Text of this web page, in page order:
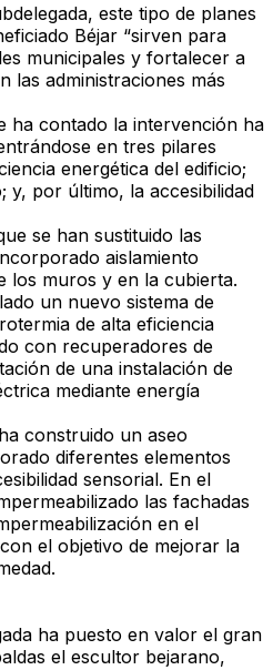
este tipo de planes
Béjar “sirven para
municipales y fortalecer a
las administraciones más
ha contado la intervención ha
en tres pilares
energética del edificio;
y, por último, la accesibilidad
se han sustituido las
aislamiento
los muros y en la cubierta.
un nuevo sistema de
de alta eficiencia
con recuperadores de
de una instalación de
mediante energía
construido un aseo
diferentes elementos
sensorial. En el
las fachadas
en el
el objetivo de mejorar la
ha puesto en valor el gran
el escultor bejarano,